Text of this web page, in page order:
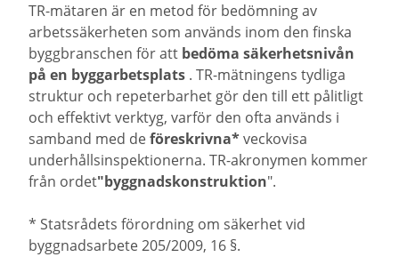
TR-mätaren är en metod för bedömning av
arbetssäkerheten som används inom den finska
byggbranschen för att bedöma säkerhetsnivån
på en byggarbetsplats . TR-mätningens tydliga
struktur och repeterbarhet gör den till ett pålitligt
och effektivt verktyg, varför den ofta används i
samband med deföreskrivna*veckovisa
underhållsinspektionerna. TR-akronymen kommer
från ordet"byggnadskonstruktion".
* Statsrådets förordning om säkerhet vid
byggnadsarbete 205/2009, 16 §.